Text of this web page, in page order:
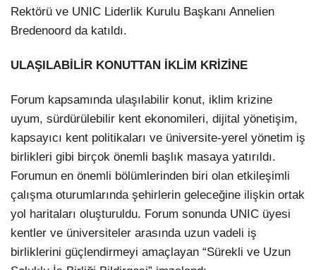
Rektörü ve UNIC Liderlik Kurulu Başkanı Annelien
Bredenoord da katıldı.
ULAŞILABİLİR KONUTTAN İKLİM KRİZİNE
Forum kapsamında ulaşılabilir konut, iklim krizine
uyum, sürdürülebilir kent ekonomileri, dijital yönetişim,
kapsayıcı kent politikaları ve üniversite-yerel yönetim iş
birlikleri gibi birçok önemli başlık masaya yatırıldı.
Forumun en önemli bölümlerinden biri olan etkileşimli
çalışma oturumlarında şehirlerin geleceğine ilişkin ortak
yol haritaları oluşturuldu. Forum sonunda UNIC üyesi
kentler ve üniversiteler arasında uzun vadeli iş
birliklerini güçlendirmeyi amaçlayan “Sürekli ve Uzun